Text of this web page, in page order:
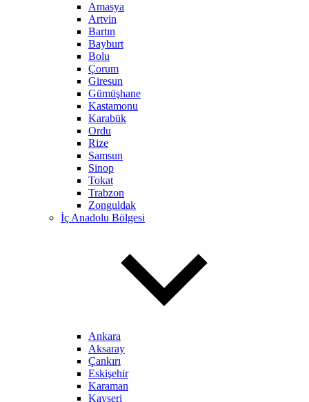
Amasya
Artvin
Bartın
Bayburt
Bolu
Çorum
Giresun
Gümüşhane
Kastamonu
Karabük
Ordu
Rize
Samsun
Sinop
Tokat
Trabzon
Zonguldak
İç Anadolu Bölgesi
Ankara
Aksaray
Çankırı
Eskişehir
Karaman
Kayseri